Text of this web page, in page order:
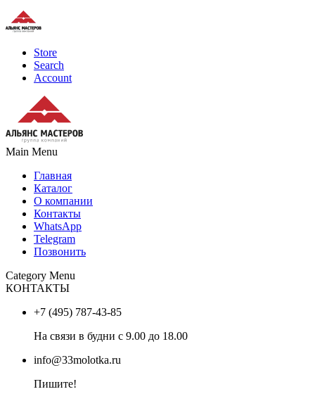
Store
Search
Account
Main Menu
Главная
Каталог
О компании
Контакты
WhatsApp
Telegram
Позвонить
Category Menu
КОНТАКТЫ
+7 (495) 787-43-85
На связи в будни с 9.00 до 18.00
info@33molotka.ru
Пишите!